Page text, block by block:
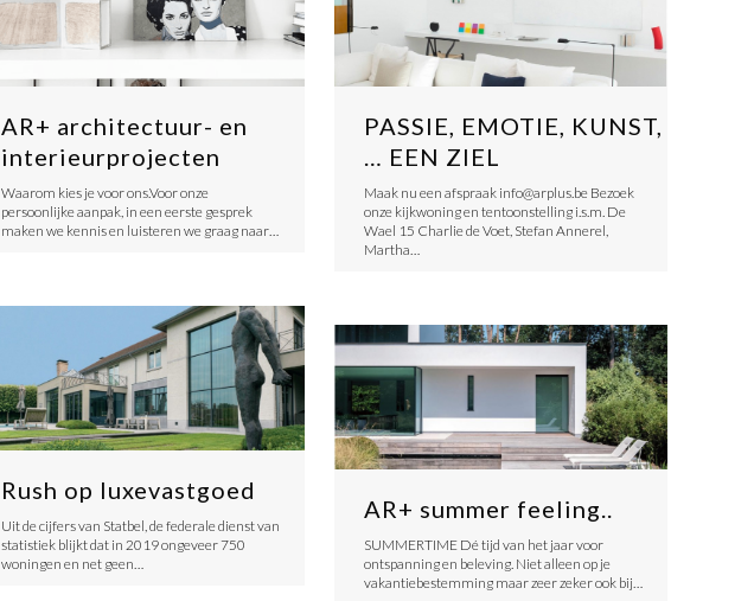
AR+ architectuur- en
interieurprojecten
Waarom kies je voor ons.Voor onze
persoonlijke aanpak, in een eerste gesprek
maken we kennis en luisteren we graag naar…
PASSIE, EMOTIE, KUNST,
… EEN ZIEL
Maak nu een afspraak info@arplus.be Bezoek
onze kijkwoning en tentoonstelling i.s.m. De
Wael 15 Charlie de Voet, Stefan Annerel,
Martha…
Rush op luxevastgoed
Uit de cijfers van Statbel, de federale dienst van
statistiek blijkt dat in 2019 ongeveer 750
woningen en net geen…
AR+ summer feeling..
SUMMERTIME Dé tijd van het jaar voor
ontspanning en beleving. Niet alleen op je
vakantiebestemming maar zeer zeker ook bij…